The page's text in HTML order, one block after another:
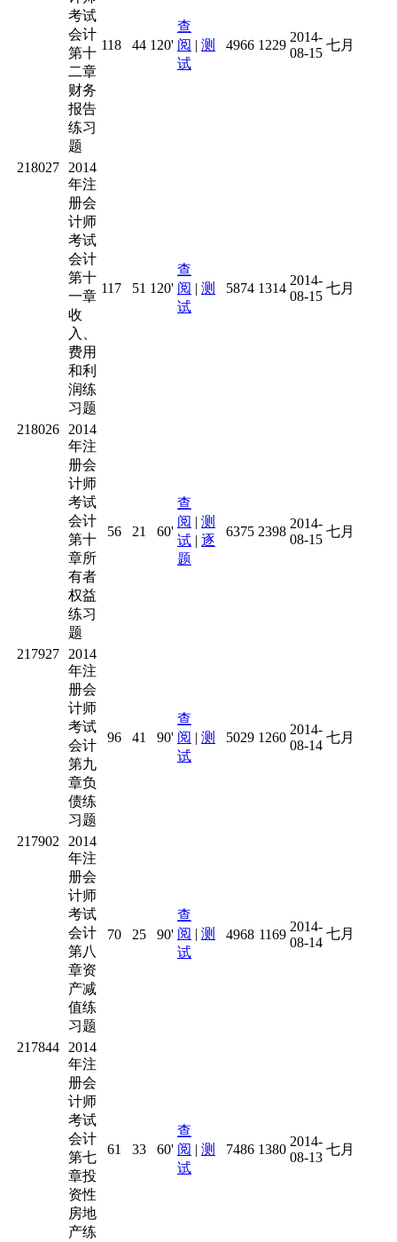
考试
会计
第十
二章
财务
报告
练习
题
118 44 120'
查
阅 | 测
试
4966 1229
2014-
08-15
七月
218027
2014
年注
册会
计师
考试
会计
第十
一章
收
入、
费用
和利
润练
习题
117 51 120'
查
阅 | 测
试
5874 1314
2014-
08-15
七月
218026
2014
年注
册会
计师
考试
会计
第十
章所
有者
权益
练习
题
56 21 60'
查
阅 | 测
试 | 逐
题
6375 2398
2014-
08-15
七月
217927
2014
年注
册会
计师
考试
会计
第九
章负
债练
习题
96 41 90'
查
阅 | 测
试
5029 1260
2014-
08-14
七月
217902
2014
年注
册会
计师
考试
会计
第八
章资
产减
值练
习题
70 25 90'
查
阅 | 测
试
4968 1169
2014-
08-14
七月
217844
2014
年注
册会
计师
考试
会计
第七
章投
资性
房地
产练
61 33 60'
查
阅 | 测
试
7486 1380
2014-
08-13
七月